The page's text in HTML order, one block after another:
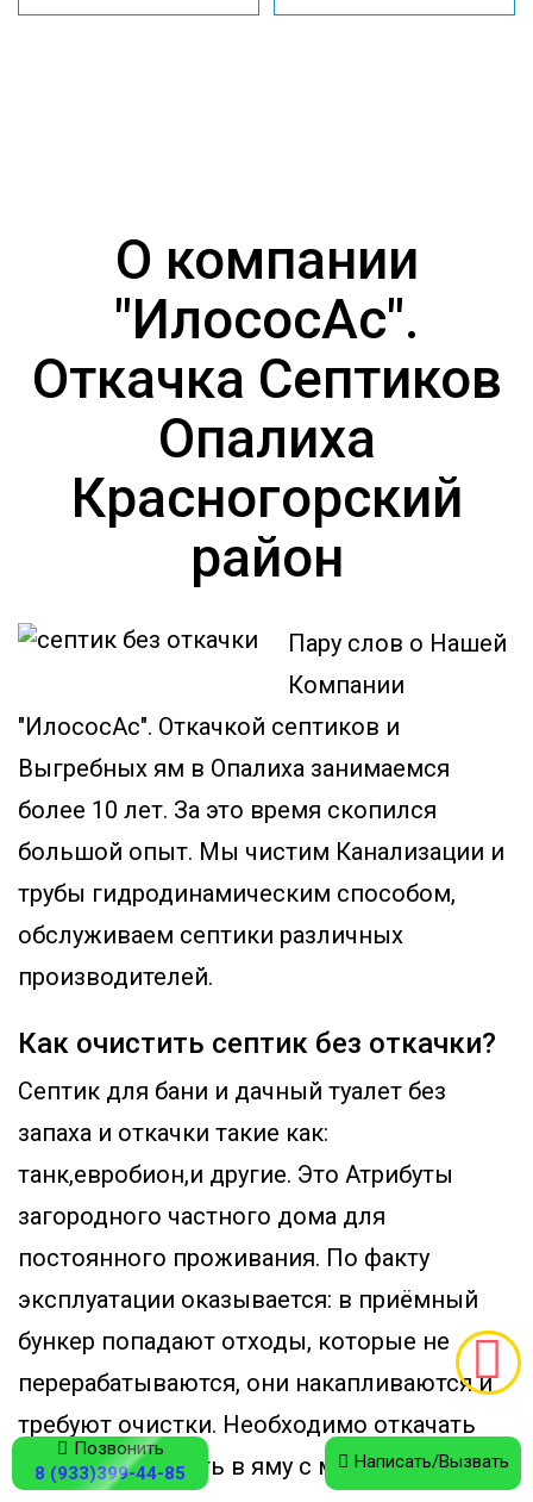
О компании
"ИлососАс".
Откачка Септиков
Опалиха
Красногорский
район
Пару слов о Нашей
Компании
"ИлососАс". Откачкой септиков и
Выгребных ям в Опалиха занимаемся
более 10 лет. За это время скопился
большой опыт. Мы чистим Канализации и
трубы гидродинамическим способом,
обслуживаем септики различных
производителей.
Как очистить септик без откачки?
Септик для бани и дачный туалет без
запаха и откачки такие как:
танк,евробион,и другие. Это Атрибуты
загородного частного дома для
постоянного проживания. По факту
эксплуатации оказывается: в приёмный
бункер попадают отходы, которые не
перерабатываются, они накапливаются и
требуют очистки. Необходимо откачать
всю воду, залезть в яму с мойкой
Позвонить
8 (933)399-44-85
Написать/Вызвать